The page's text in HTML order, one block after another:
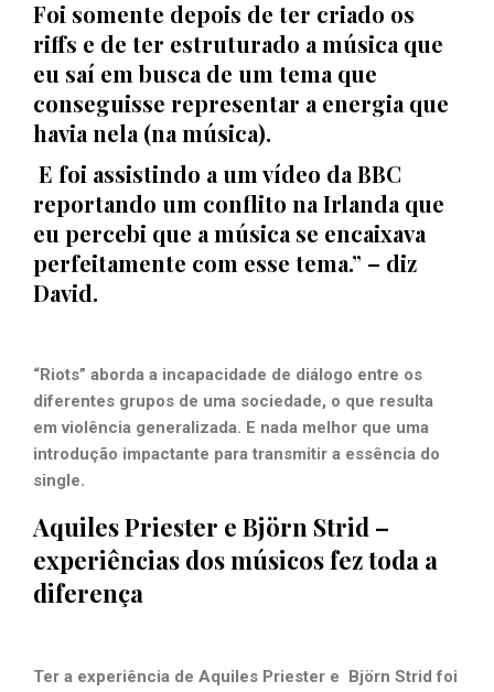
Foi somente depois de ter criado os
riffs e de ter estruturado a música que
eu saí em busca de um tema que
conseguisse representar a energia que
havia nela (na música).
E foi assistindo a um vídeo da BBC
reportando um conflito na Irlanda que
eu percebi que a música se encaixava
perfeitamente com esse tema.” – diz
David.
“Riots” aborda a incapacidade de diálogo entre os
diferentes grupos de uma sociedade, o que resulta
em violência generalizada. E nada melhor que uma
introdução impactante para transmitir a essência do
single.
Aquiles Priester e Björn Strid –
experiências dos músicos fez toda a
diferença
Ter a experiência de Aquiles Priester e Björn Strid foi